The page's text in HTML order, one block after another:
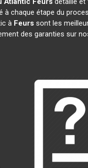
chaque étape du
à Feurssont les
des garanties sur